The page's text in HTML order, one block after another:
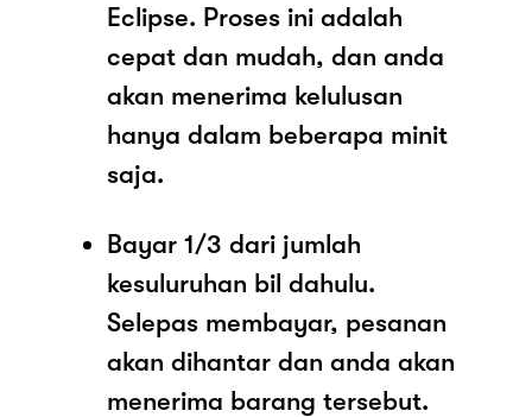
Eclipse. Proses ini adalah
cepat dan mudah, dan anda
akan menerima kelulusan
hanya dalam beberapa minit
saja.
Bayar 1/3 dari jumlah
kesuluruhan bil dahulu.
Selepas membayar, pesanan
akan dihantar dan anda akan
menerima barang tersebut.